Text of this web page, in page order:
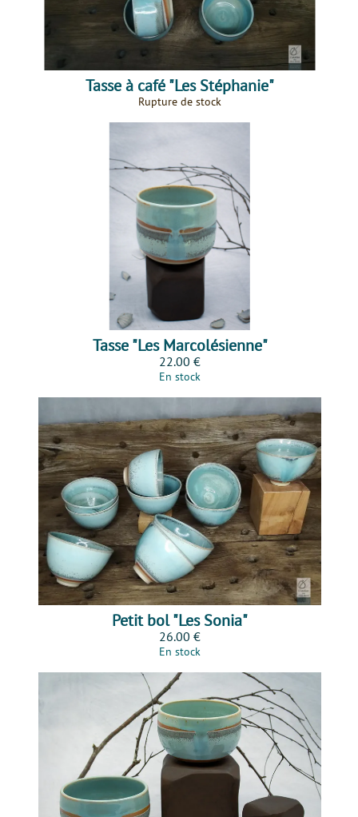
Tasse à café "Les Stéphanie"
Rupture de stock
Tasse "Les Marcolésienne"
22.00 €
En stock
Petit bol "Les Sonia"
26.00 €
En stock